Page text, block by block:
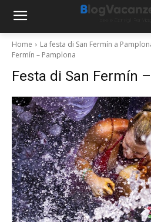
Home La festa di San Fermín a
Fermín – Pamplona
Festa di San Fermín